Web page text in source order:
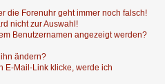
die Forenuhr geht immer noch falsch!
nicht zur Auswahl!
Benutzernamen angezeigt werden?
ändern?
E-Mail-Link klicke, werde ich